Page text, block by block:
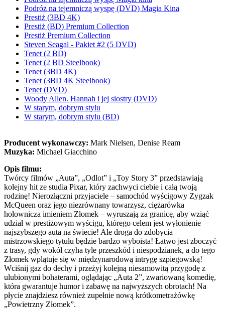
Podróż na tejemniczą wyspę (DVD) Magia Kina
Prestiż (3BD 4K)
Prestiż (BD) Premium Collection
Prestiż Premium Collection
Steven Seagal - Pakiet #2 (5 DVD)
Tenet (2 BD)
Tenet (2 BD Steelbook)
Tenet (3BD 4K)
Tenet (3BD 4K Steelbook)
Tenet (DVD)
Woody Allen. Hannah i jej siostry (DVD)
W starym, dobrym stylu
W starym, dobrym stylu (BD)
Producent wykonawczy: Mark Nielsen, Denise Ream
Muzyka: Michael Giacchino
Opis filmu:
Twórcy filmów „Auta”, „Odlot” i „Toy Story 3” przedstawiają
kolejny hit ze studia Pixar, który zachwyci ciebie i całą twoją
rodzinę! Nierozłączni przyjaciele – samochód wyścigowy Zygzak
McQueen oraz jego niezrównany towarzysz, ciężarówka
holownicza imieniem Złomek – wyruszają za granicę, aby wziąć
udział w prestiżowym wyścigu, którego celem jest wyłonienie
najszybszego auta na świecie! Ale droga do zdobycia
mistrzowskiego tytułu będzie bardzo wyboista! Łatwo jest zboczyć
z trasy, gdy wokół czyha tyle przeszkód i niespodzianek, a do tego
Złomek wplątuje się w międzynarodową intrygę szpiegowską!
Wciśnij gaz do dechy i przeżyj kolejną niesamowitą przygodę z
ulubionymi bohaterami, oglądając „Auta 2”, zwariowaną komedię,
która gwarantuje humor i zabawę na najwyższych obrotach! Na
płycie znajdziesz również zupełnie nową krótkometrażówkę
„Powietrzny Złomek”.